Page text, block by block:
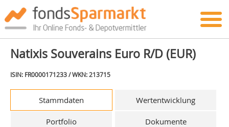
Natixis Souverains Euro R/D (EUR)
ISIN: FR0000171233 / WKN: 213715
Stammdaten Wertentwicklung
Portfolio Dokumente